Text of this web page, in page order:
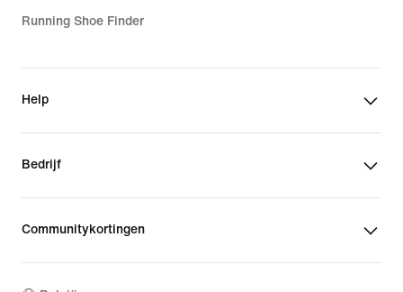
Running Shoe Finder
Help
Bedrijf
Communitykortingen